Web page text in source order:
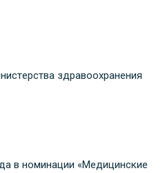
здравоохранения
в номинации «Медицинские